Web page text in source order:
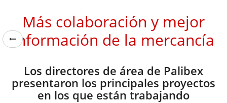
Más colaboración y mejor
información de la mercancía
Los directores de área de Palibex
presentaron los principales proyectos
en los que están trabajando